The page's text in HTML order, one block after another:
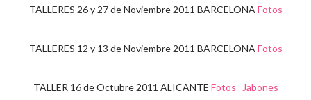
TALLERES 26 y 27 de Noviembre 2011 BARCELONA Fotos
TALLERES 12 y 13 de Noviembre 2011 BARCELONA Fotos
TALLER 16 de Octubre 2011 ALICANTE Fotos Jabones